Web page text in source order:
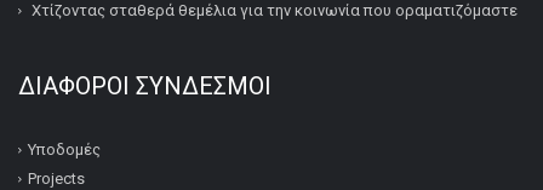
Χτίζοντας σταθερά θεμέλια για την κοινωνία που οραματιζόμαστε
ΔΙΆΦΟΡΟΙ ΣΎΝΔΕΣΜΟΙ
Υποδομές
Projects